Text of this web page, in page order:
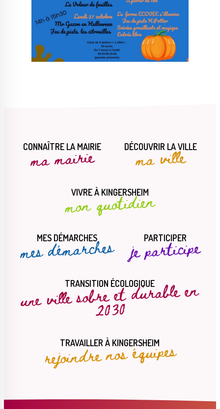
CONNAÎTRE LA MAIRIE
ma mairie DÉCOUVRIR LA VILLE
ma ville
VIVRE À KINGERSHEIM
mon quotidien
MES DÉMARCHES
mes démarches PARTICIPER
je participe
TRANSITION ÉCOLOGIQUE
une ville sobre et durable en
2030
TRAVAILLER À KINGERSHEIM
rejoindre nos équipes